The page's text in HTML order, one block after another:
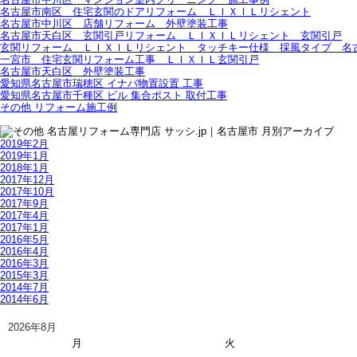
名古屋市南区 住宅玄関のドアリフォーム ＬＩＸＩＬリシェント
名古屋市中川区 店舗リフォーム 外壁塗装工事
名古屋市天白区 玄関引戸リフォーム ＬＩＸＩＬリシェント 玄関引戸
玄関リフォーム ＬＩＸＩＬリシェント タッチキー仕様 採風タイプ 名
一宮市 住宅玄関リフォーム工事 ＬＩＸＩＬ玄関引戸
名古屋市天白区 外壁塗装工事
愛知県名古屋市瑞穂区 イナバ物置設置 工事
愛知県名古屋市千種区 ビル 集合ポスト 取付工事
その他 リフォーム施工例
2019年2月
2019年1月
2018年1月
2017年12月
2017年10月
2017年9月
2017年4月
2017年1月
2016年5月
2016年4月
2016年3月
2015年3月
2014年7月
2014年6月
2026年8月
月
火